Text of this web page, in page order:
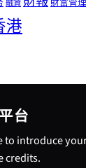
融資 財富管理
港
台
to introduce
credits.